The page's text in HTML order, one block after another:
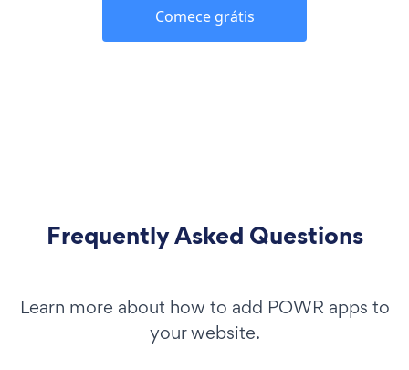
Comece grátis
Frequently Asked Questions
Learn more about how to add POWR apps to
your website.